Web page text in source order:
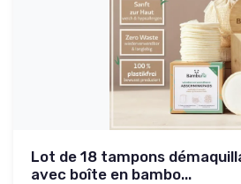
Lot de 18 tampons
avec boîte en bambo...